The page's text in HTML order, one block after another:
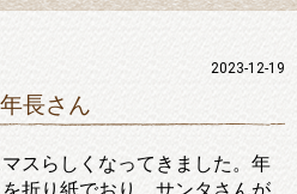
2023-12-19
長さん
スらしくなってきました。年